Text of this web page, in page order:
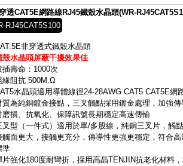
透CAT5E網路線RJ45鐵殼水晶頭(WR-
RJ45CAT5S100
非穿透式鐵殼水晶頭
殼水晶頭屏蔽干擾效果佳
插壽命：1000次
緣阻抗 500M.Ω
水晶頭適用導體線徑24-28AWG CAT5 CAT5E網
質為純銅鍍金接點，三叉觸點採用鍍金處理，加強傳
磨損、抗氧化、保障訊號長期穩定高速傳輸
叉型（一件式）適用於單/多股線，純銅三叉片，觸
觸面更大，接觸更充分，傳導性更強更穩定，符合高
準
片強化180度耐彎折，採用高晶TENJIN抗老化材料